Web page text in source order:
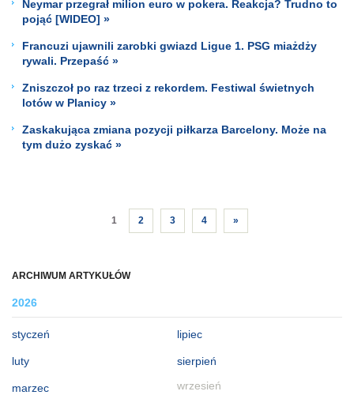
ARCHIWUM ARTYKUŁÓW
2026
styczeń
luty
marzec
lipiec
sierpień
wrzesień
Neymar przegrał milion euro w pokera. Reakcja? Trudno to
pojąć [WIDEO] »
Francuzi ujawnili zarobki gwiazd Ligue 1. PSG miażdży
rywali. Przepaść »
Zniszczoł po raz trzeci z rekordem. Festiwal świetnych
lotów w Planicy »
Zaskakująca zmiana pozycji piłkarza Barcelony. Może na
tym dużo zyskać »
1 2 3 4 »